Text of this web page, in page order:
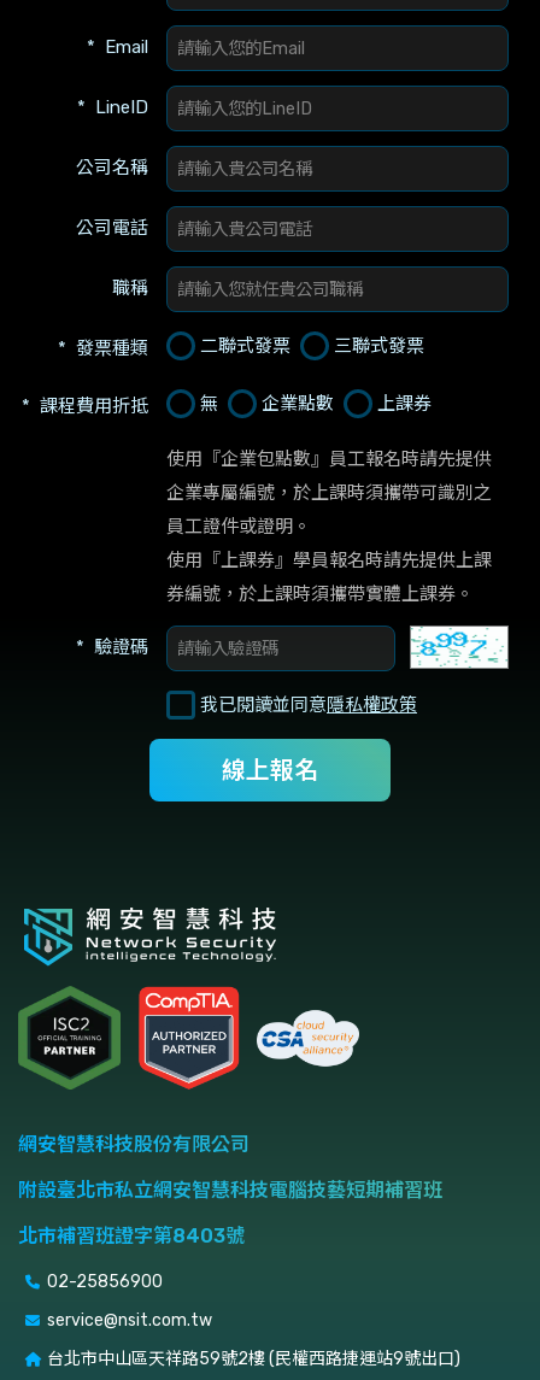
Email
LineID
公司名稱
公司電話
職稱
發票種類 二聯式發票 三聯式發票
課程費用折抵 無 企業點數 上課券
使用『企業包點數』員工報名時請先提供
企業專屬編號，於上課時須攜帶可識別之
員工證件或證明。
使用『上課券』學員報名時請先提供上課
券編號，於上課時須攜帶實體上課券。
驗證碼
我已閱讀並同意隱私權政策
線上報名
網安智慧科技股份有限公司
附設臺北市私立網安智慧科技電腦技藝短期補習班
北市補習班證字第8403號
02-25856900
service@nsit.com.tw
台北市中山區天祥路59號2樓 (民權西路捷運站9號出口)